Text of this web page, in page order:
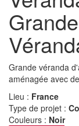
Grande véranda
aménagée avec
Lieu : France
Type de projet :
Couleurs : Noir